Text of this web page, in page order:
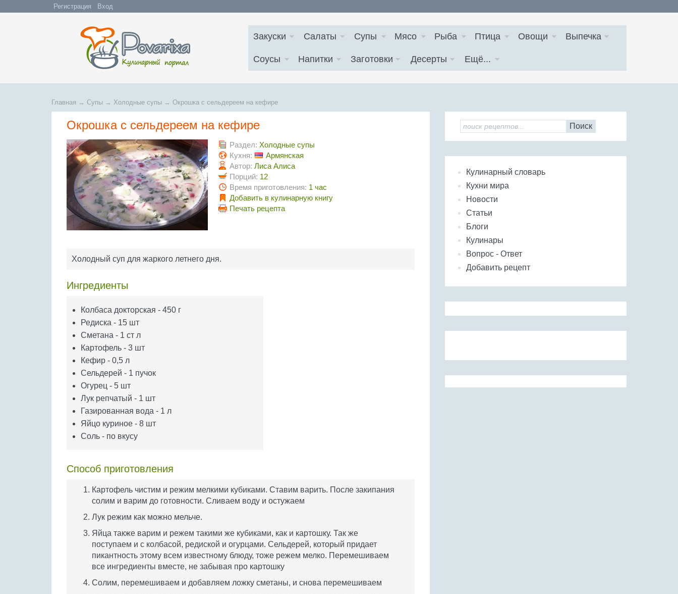
Регистрация Вход
Закуски Салаты Супы Мясо Рыба Птица Овощи Выпечка
Соусы Напитки Заготовки Десерты Ещё...
Главная → Супы → Холодные супы → Окрошка с сельдереем на кефире
Окрошка с сельдереем на кефире
Раздел: Холодные супы
Кухня:
Армянская
Автор: Лиса Алиса
Порций: 12
Время приготовления: 1 час
Добавить в кулинарную книгу
Печать рецепта
Холодный суп для жаркого летнего дня.
Ингредиенты
Колбаса докторская - 450 г
Редиска - 15 шт
Сметана - 1 ст л
Картофель - 3 шт
Кефир - 0,5 л
Сельдерей - 1 пучок
Огурец - 5 шт
Лук репчатый - 1 шт
Газированная вода - 1 л
Яйцо куриное - 8 шт
Соль - по вкусу
Способ приготовления
Картофель чистим и режим мелкими кубиками. Ставим варить. После закипания
солим и варим до готовности. Сливаем воду и остужаем
Лук режим как можно мельче.
Яйца также варим и режем такими же кубиками, как и картошку. Так же
поступаем и с колбасой, редиской и огурцами. Сельдерей, который придает
пикантность этому всем известному блюду, тоже режем мелко. Перемешиваем
все ингредиенты вместе, не забывая про картошку
Солим, перемешиваем и добавляем ложку сметаны, и снова перемешиваем
Поиск
Кулинарный словарь
Кухни мира
Новости
Статьи
Блоги
Кулинары
Вопрос - Ответ
Добавить рецепт